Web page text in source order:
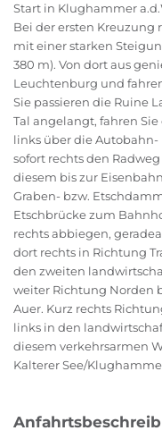
Start in Klughammer
Bei der ersten
mit einer starken
380 m). Von dort aus
Leuchtenburg und
Sie passieren die Ruine
Tal angelangt, fahren
links über die
sofort rechts den
diesem bis zur
Graben- bzw.
Etschbrücke zum
rechts abbiegen,
dort rechts in Richtung
den zweiten
weiter Richtung Norden
Auer. Kurz rechts
links in den
diesem verkehrsarmen
Kalterer See/